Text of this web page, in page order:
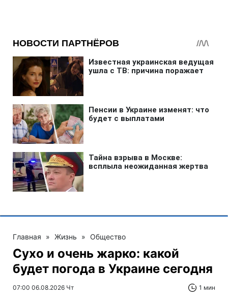
Главная » Жизнь » Общество
Сухо и очень жарко: какой
будет погода в Украине сегодня
07:00 06.08.2026 Чт 1 мин